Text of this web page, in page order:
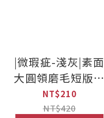
|微瑕疵-淺灰|素面
大圓領磨毛短版上
衣(4色)
NT$210
NT$420